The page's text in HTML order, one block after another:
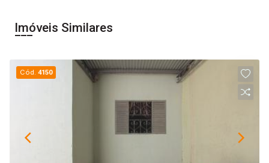
Imóveis Similares
Cód.4150